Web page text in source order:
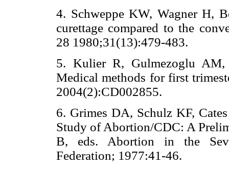
4. Schweppe KW, Wagner H,
curettage compared to the
28 1980;31(13):479-483.
5. Kulier R, Gulmezoglu
Medical methods for first
2004(2):CD002855.
6. Grimes DA, Schulz KF,
Study of Abortion/CDC: A
B, eds. Abortion in the
Federation; 1977:41-46.